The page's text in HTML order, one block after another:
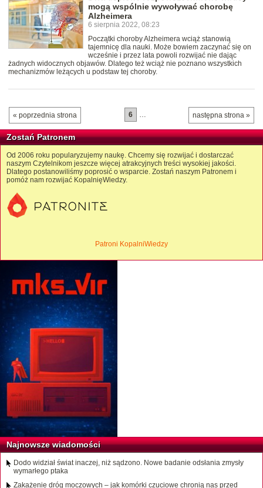
mogą wspólnie wywoływać chorobę
Alzheimera
6 sierpnia 2022, 08:23
Początki choroby Alzheimera wciąż stanowią
tajemnicę dla nauki. Może bowiem zaczynać się on
wcześnie i przez lata powoli rozwijać nie dając
żadnych widocznych objawów. Dlatego też wciąż nie poznano wszystkich
mechanizmów leżących u podstaw tej choroby.
« poprzednia strona następna strona »
6
Zostań Patronem
Od 2006 roku popularyzujemy naukę. Chcemy się rozwijać i dostarczać
naszym Czytelnikom jeszcze więcej atrakcyjnych treści wysokiej jakości.
Dlatego postanowiliśmy poprosić o wsparcie. Zostań naszym Patronem i
pomóż nam rozwijać KopalnięWiedzy.
Patroni KopalniWiedzy
Najnowsze wiadomości
Dodo widział świat inaczej, niż sądzono. Nowe badanie odsłania zmysły
wymarłego ptaka
Zakażenie dróg moczowych – jak komórki czuciowe chronią nas przed